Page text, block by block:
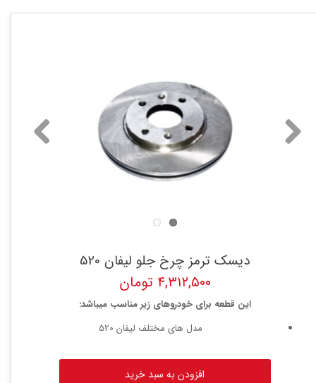
دیسک ترمز چرخ جلو لیفان 520
۴,۳۱۲,۵۰۰ تومان
این قطعه برای خودروهای زیر مناسب میباشد:
مدل های مختلف لیفان 520
افزودن به سبد خرید